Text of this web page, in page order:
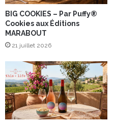
BIG COOKIES – Par Puffy®
Cookies aux Éditions
MARABOUT
21 juillet 2026